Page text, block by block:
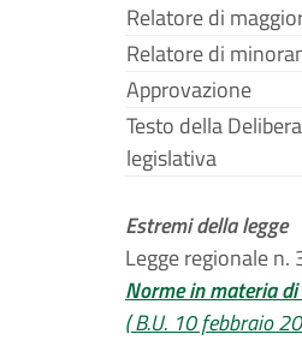
Relatore di
Relatore di
Approvazione
Testo della
legislativa
Estremi della legge
Legge regionale
Norme in materia
( B.U. 10 febbraio